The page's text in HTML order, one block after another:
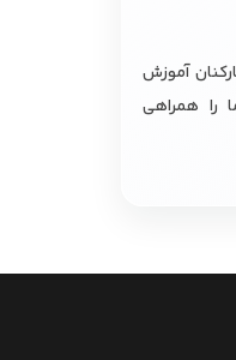
آموزش
را همراهی